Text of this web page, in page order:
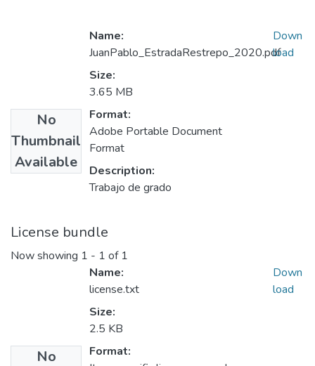
No
Thumbnail
Available
Name:
JuanPablo_EstradaRestrepo_2020.pdf
Size:
3.65 MB
Format:
Adobe Portable Document
Format
Description:
Trabajo de grado
Down
load
License bundle
Now showing 1 - 1 of 1
No
Name:
license.txt
Size:
2.5 KB
Format:
Down
load